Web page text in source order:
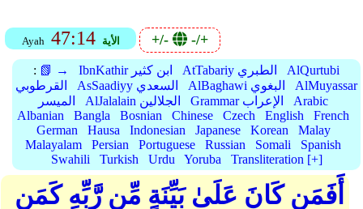
Ayah 47:14 الأية +/- -/+
: 📗 → IbnKathir ابن كثير AtTabariy الطبري
AlQurtubi
القرطوبي
AsSaadiyy السعدي AlBaghawi البغوي
AlMuyassar
الميسر
AlJalalain الجلالين Grammar الإعراب
Arabic
Albanian
Bangla Bosnian Chinese Czech English
French
German
Hausa Indonesian Japanese Korean
Malay
Malayalam
Persian Portuguese Russian Somali
Spanish
Swahili
Turkish Urdu Yoruba Transliteration [+]
أَفَمَن كَانَ عَلَىٰ بَيِّنَةٍ مِّن رَّبِّهِ كَمَن